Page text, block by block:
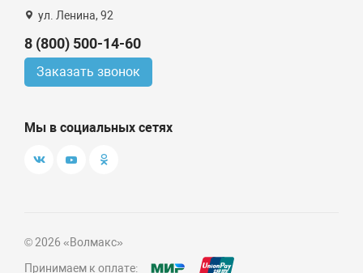
ул. Ленина, 92
8 (800) 500-14-60
Заказать звонок
Мы в социальных сетях
© 2026 «Волмакс»
Принимаем к оплате: